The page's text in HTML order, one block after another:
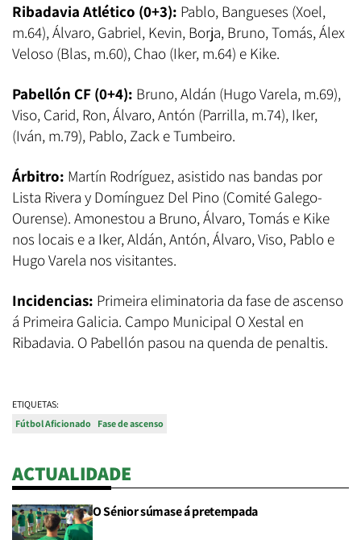
Ribadavia Atlético (0+3): Pablo, Bangueses (Xoel,
m.64), Álvaro, Gabriel, Kevin, Borja, Bruno, Tomás, Álex
Veloso (Blas, m.60), Chao (Iker, m.64) e Kike.
Pabellón CF (0+4): Bruno, Aldán (Hugo Varela, m.69),
Viso, Carid, Ron, Álvaro, Antón (Parrilla, m.74), Iker,
(Iván, m.79), Pablo, Zack e Tumbeiro.
Árbitro: Martín Rodríguez, asistido nas bandas por
Lista Rivera y Domínguez Del Pino (Comité Galego-
Ourense). Amonestou a Bruno, Álvaro, Tomás e Kike
nos locais e a Iker, Aldán, Antón, Álvaro, Viso, Pablo e
Hugo Varela nos visitantes.
Incidencias: Primeira eliminatoria da fase de ascenso
á Primeira Galicia. Campo Municipal O Xestal en
Ribadavia. O Pabellón pasou na quenda de penaltis.
ETIQUETAS:
Fútbol Aficionado Fase de ascenso
ACTUALIDADE
O Sénior súmase á pretempada